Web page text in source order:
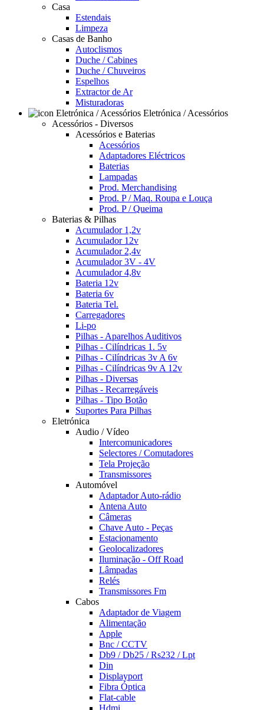
Casa
Estendais
Limpeza
Casas de Banho
Autoclismos
Duche / Cabines
Duche / Chuveiros
Espelhos
Extractor de Ar
Misturadoras
Eletrónica / Acessórios
Acessórios - Diversos
Acessórios e Baterias
Acessórios
Adaptadores Eléctricos
Baterias
Lampadas
Prod. Merchandising
Prod. P / Maq. Roupa e Louça
Prod. P / Queima
Baterias & Pilhas
Acumulador 1,2v
Acumulador 12v
Acumulador 2,4v
Acumulador 3V - 4V
Acumulador 4,8v
Bateria 12v
Bateria 6v
Bateria Tel.
Carregadores
Li-po
Pilhas - Aparelhos Auditivos
Pilhas - Cilíndricas 1. 5v
Pilhas - Cilíndricas 3v A 6v
Pilhas - Cilíndricas 9v A 12v
Pilhas - Diversas
Pilhas - Recarregáveis
Pilhas - Tipo Botão
Suportes Para Pilhas
Eletrónica
Audio / Vídeo
Intercomunicadores
Selectores / Comutadores
Tela Projeção
Transmissores
Automóvel
Adaptador Auto-rádio
Antena Auto
Câmeras
Chave Auto - Peças
Estacionamento
Geolocalizadores
Iluminação - Off Road
Lâmpadas
Relés
Transmissores Fm
Cabos
Adaptador de Viagem
Alimentação
Apple
Bnc / CCTV
Db9 / Db25 / Rs232 / Lpt
Din
Displayport
Fibra Óptica
Flat-cable
Hdmi